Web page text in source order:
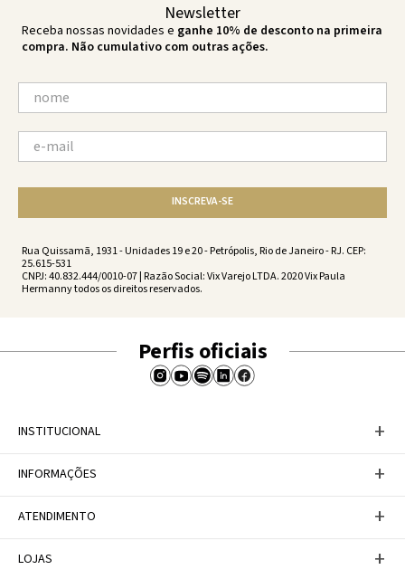
Newsletter
Receba nossas novidades e ganhe 10% de desconto na primeira
compra. Não cumulativo com outras ações.
INSCREVA-SE
Rua Quissamã, 1931 - Unidades 19 e 20 - Petrópolis, Rio de Janeiro - RJ. CEP:
25.615-531
CNPJ: 40.832.444/0010-07 | Razão Social: Vix Varejo LTDA. 2020 Vix Paula
Hermanny todos os direitos reservados.
Perfis oficiais
INSTITUCIONAL +
A Marca
Trabalhe conosco
INFORMAÇÕES +
Política de Privacidade
Tabela de Medidas
ATENDIMENTO +
Personal Shopper
LOJAS +